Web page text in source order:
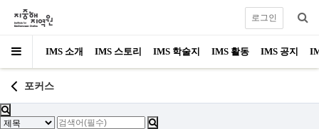
IMS 소개 IMS 스토리 IMS 학술지 IMS 활동 IMS 공지
로그인
포커스